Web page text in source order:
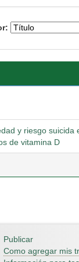
y riesgo
de vitamina D
Publicar
Como agregar mis